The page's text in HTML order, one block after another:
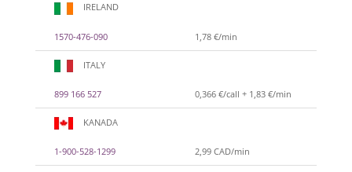
IRELAND
1570-476-090 1,78 €/min
ITALY
899 166 527 0,366 €/call + 1,83 €/min
KANADA
1-900-528-1299 2,99 CAD/min